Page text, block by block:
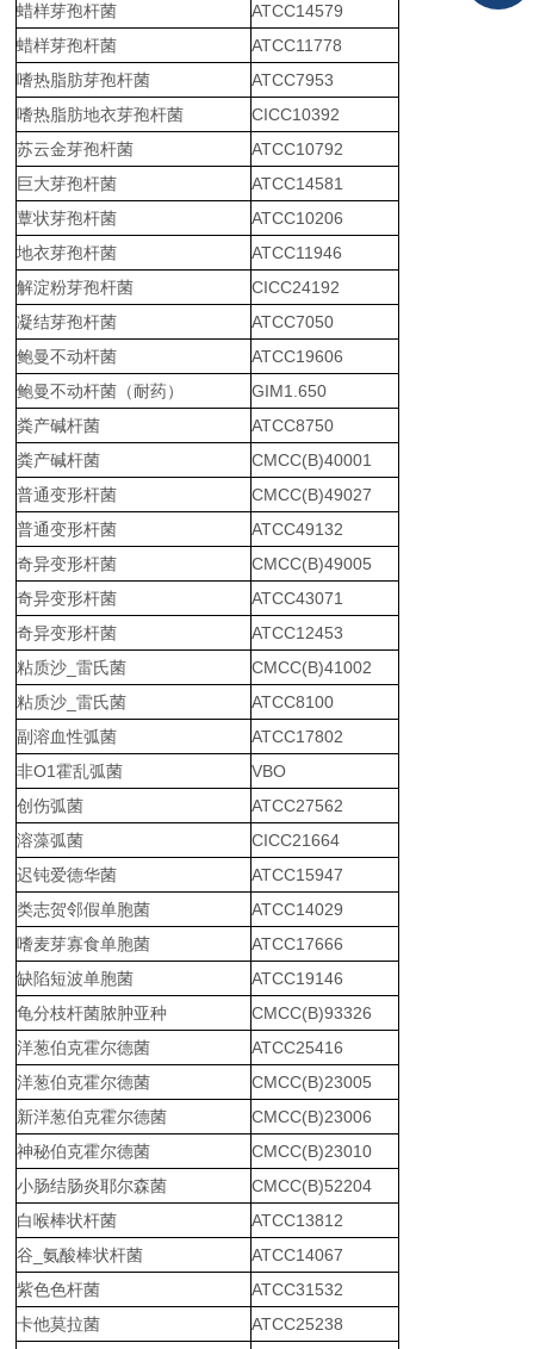
蜡样芽孢杆菌
ATCC14579
蜡样芽孢杆菌
ATCC11778
嗜热脂肪芽孢杆菌
ATCC7953
嗜热脂肪地衣芽孢杆菌
CICC10392
苏云金芽孢杆菌
ATCC10792
巨大芽孢杆菌
ATCC14581
蕈状芽孢杆菌
ATCC10206
地衣芽孢杆菌
ATCC11946
解淀粉芽孢杆菌
CICC24192
凝结芽孢杆菌
ATCC7050
鲍曼不动杆菌
ATCC19606
鲍曼不动杆菌（耐药）
GIM1.650
粪产碱杆菌
ATCC8750
粪产碱杆菌
CMCC(B)40001
普通变形杆菌
CMCC(B)49027
普通变形杆菌
ATCC49132
奇异变形杆菌
CMCC(B)49005
奇异变形杆菌
ATCC43071
奇异变形杆菌
ATCC12453
粘质沙_雷氏菌
CMCC(B)41002
粘质沙_雷氏菌
ATCC8100
副溶血性弧菌
ATCC17802
非O1霍乱弧菌
VBO
创伤弧菌
ATCC27562
溶藻弧菌
CICC21664
迟钝爱德华菌
ATCC15947
类志贺邻假单胞菌
ATCC14029
嗜麦芽寡食单胞菌
ATCC17666
缺陷短波单胞菌
ATCC19146
龟分枝杆菌脓肿亚种
CMCC(B)93326
洋葱伯克霍尔德菌
ATCC25416
洋葱伯克霍尔德菌
CMCC(B)23005
新洋葱伯克霍尔德菌
CMCC(B)23006
神秘伯克霍尔德菌
CMCC(B)23010
小肠结肠炎耶尔森菌
CMCC(B)52204
白喉棒状杆菌
ATCC13812
谷_氨酸棒状杆菌
ATCC14067
紫色色杆菌
ATCC31532
卡他莫拉菌
ATCC25238